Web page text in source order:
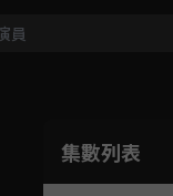
集數列表